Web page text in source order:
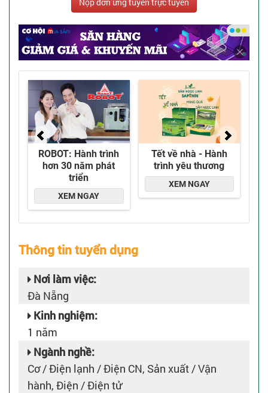
Thông tin tuyển dụng
Nơi làm việc:
Đà Nẵng
Kinh nghiệm:
1 năm
Ngành nghề:
Cơ / Điện lạnh / Điện CN, Sản xuất / Vận
hành, Điện / Điện tử